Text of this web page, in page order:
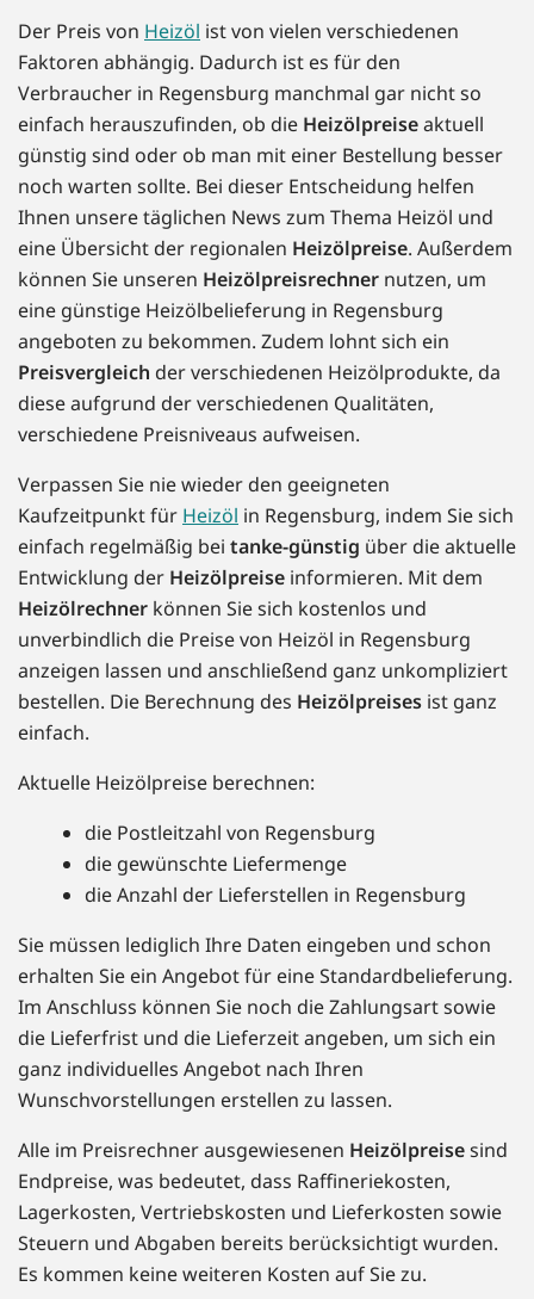
Der Preis von Heizöl ist von vielen verschiedenen
Faktoren abhängig. Dadurch ist es für den
Verbraucher in Regensburg manchmal gar nicht so
einfach herauszufinden, ob die Heizölpreiseaktuell
günstig sind oder ob man mit einer Bestellung besser
noch warten sollte. Bei dieser Entscheidung helfen
Ihnen unsere täglichen News zum Thema Heizöl und
eine Übersicht der regionalen Heizölpreise. Außerdem
können Sie unseren Heizölpreisrechner nutzen, um
eine günstige Heizölbelieferung in Regensburg
angeboten zu bekommen. Zudem lohnt sich ein
Preisvergleich der verschiedenen Heizölprodukte, da
diese aufgrund der verschiedenen Qualitäten,
verschiedene Preisniveaus aufweisen.
Verpassen Sie nie wieder den geeigneten
Kaufzeitpunkt für Heizöl in Regensburg, indem Sie sich
einfach regelmäßig bei tanke-günstig über die aktuelle
Entwicklung der Heizölpreise informieren. Mit dem
Heizölrechner können Sie sich kostenlos und
unverbindlich die Preise von Heizöl in Regensburg
anzeigen lassen und anschließend ganz unkompliziert
bestellen. Die Berechnung des Heizölpreises ist ganz
einfach.
Aktuelle Heizölpreise berechnen:
die Postleitzahl von Regensburg
die gewünschte Liefermenge
die Anzahl der Lieferstellen in Regensburg
Sie müssen lediglich Ihre Daten eingeben und schon
erhalten Sie ein Angebot für eine Standardbelieferung.
Im Anschluss können Sie noch die Zahlungsart sowie
die Lieferfrist und die Lieferzeit angeben, um sich ein
ganz individuelles Angebot nach Ihren
Wunschvorstellungen erstellen zu lassen.
Alle im Preisrechner ausgewiesenen Heizölpreisesind
Endpreise, was bedeutet, dass Raffineriekosten,
Lagerkosten, Vertriebskosten und Lieferkosten sowie
Steuern und Abgaben bereits berücksichtigt wurden.
Es kommen keine weiteren Kosten auf Sie zu.